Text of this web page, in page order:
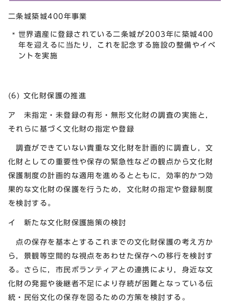
二条城築城400年事業
世界遺産に登録されている二条城が2003年に築城400
年を迎えるに当たり，これを記念する施設の整備やイベ
ントを実施
(6) 文化財保護の推進
ア 未指定・未登録の有形・無形文化財の調査の実施と，
それらに基づく文化財の指定や登録
調査ができていない貴重な文化財を計画的に調査し，文
化財としての重要性や保存の緊急性などの観点から文化財
保護制度の計画的な適用を進めるとともに，効率的かつ効
果的な文化財の保護を行うため，文化財の指定や登録制度
を検討する。
イ 新たな文化財保護施策の検討
点の保存を基本とするこれまでの文化財保護の考え方か
ら，景観等空間的な視点をあわせた保存への移行を検討す
る。さらに，市民ボランティアとの連携により，身近な文
化財の発掘や後継者不足により存続が困難となっている伝
統・民俗文化の保存を図るための方策を検討する。